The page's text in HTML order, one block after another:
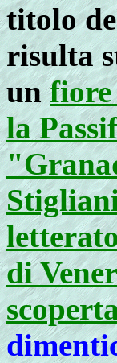
titolo
risulta
un
la
di